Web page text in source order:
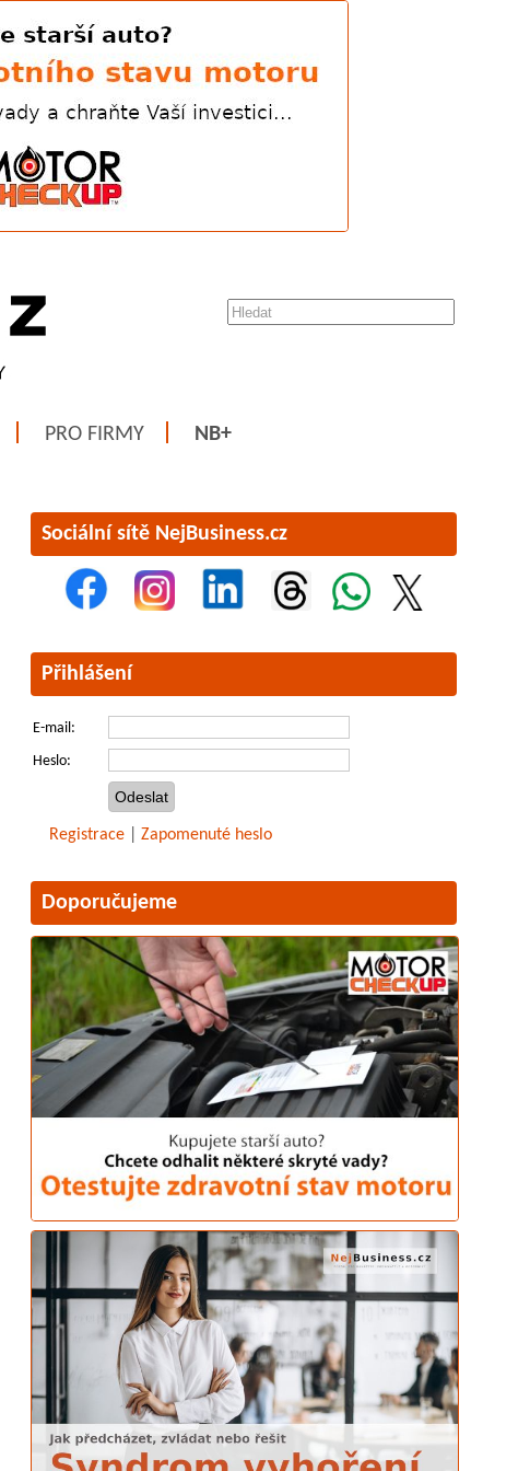
PRO FIRMY NB+
Sociální sítě NejBusiness.cz
Přihlášení
E-mail:
Heslo:
Registrace Zapomenuté heslo
Doporučujeme